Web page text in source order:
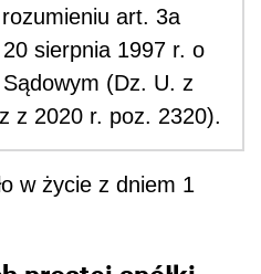
art. 3a
sierpnia 1997 r. o
(Dz. U. z
z 2020 r. poz. 2320).
w życie z dniem 1